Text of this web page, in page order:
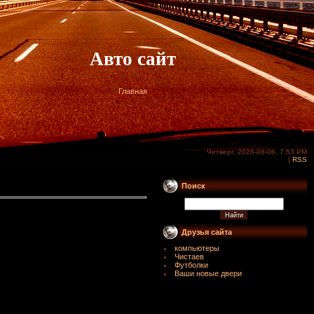
Авто сайт
Главная
Четверг, 2026-08-06, 7:53 PM
| RSS
Поиск
Друзья сайта
компьютеры
Чистаев
Футболки
Ваши новые двери